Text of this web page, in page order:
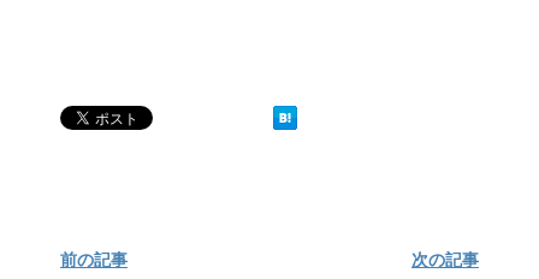
前の記事 次の記事